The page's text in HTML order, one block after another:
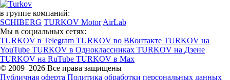
в группе компаний:
SCHIBERG TURKOV MotorAirLab
Мы в социальных сетях:
TURKOV в Telegram TURKOV во ВКонтакте TURKOV на
YouTube TURKOV в Одноклассниках TURKOV на Дзене
TURKOV на RuTube TURKOV в Max
© 2009–2026 Все права защищены
Публичная оферта Политика обработки персональных данных